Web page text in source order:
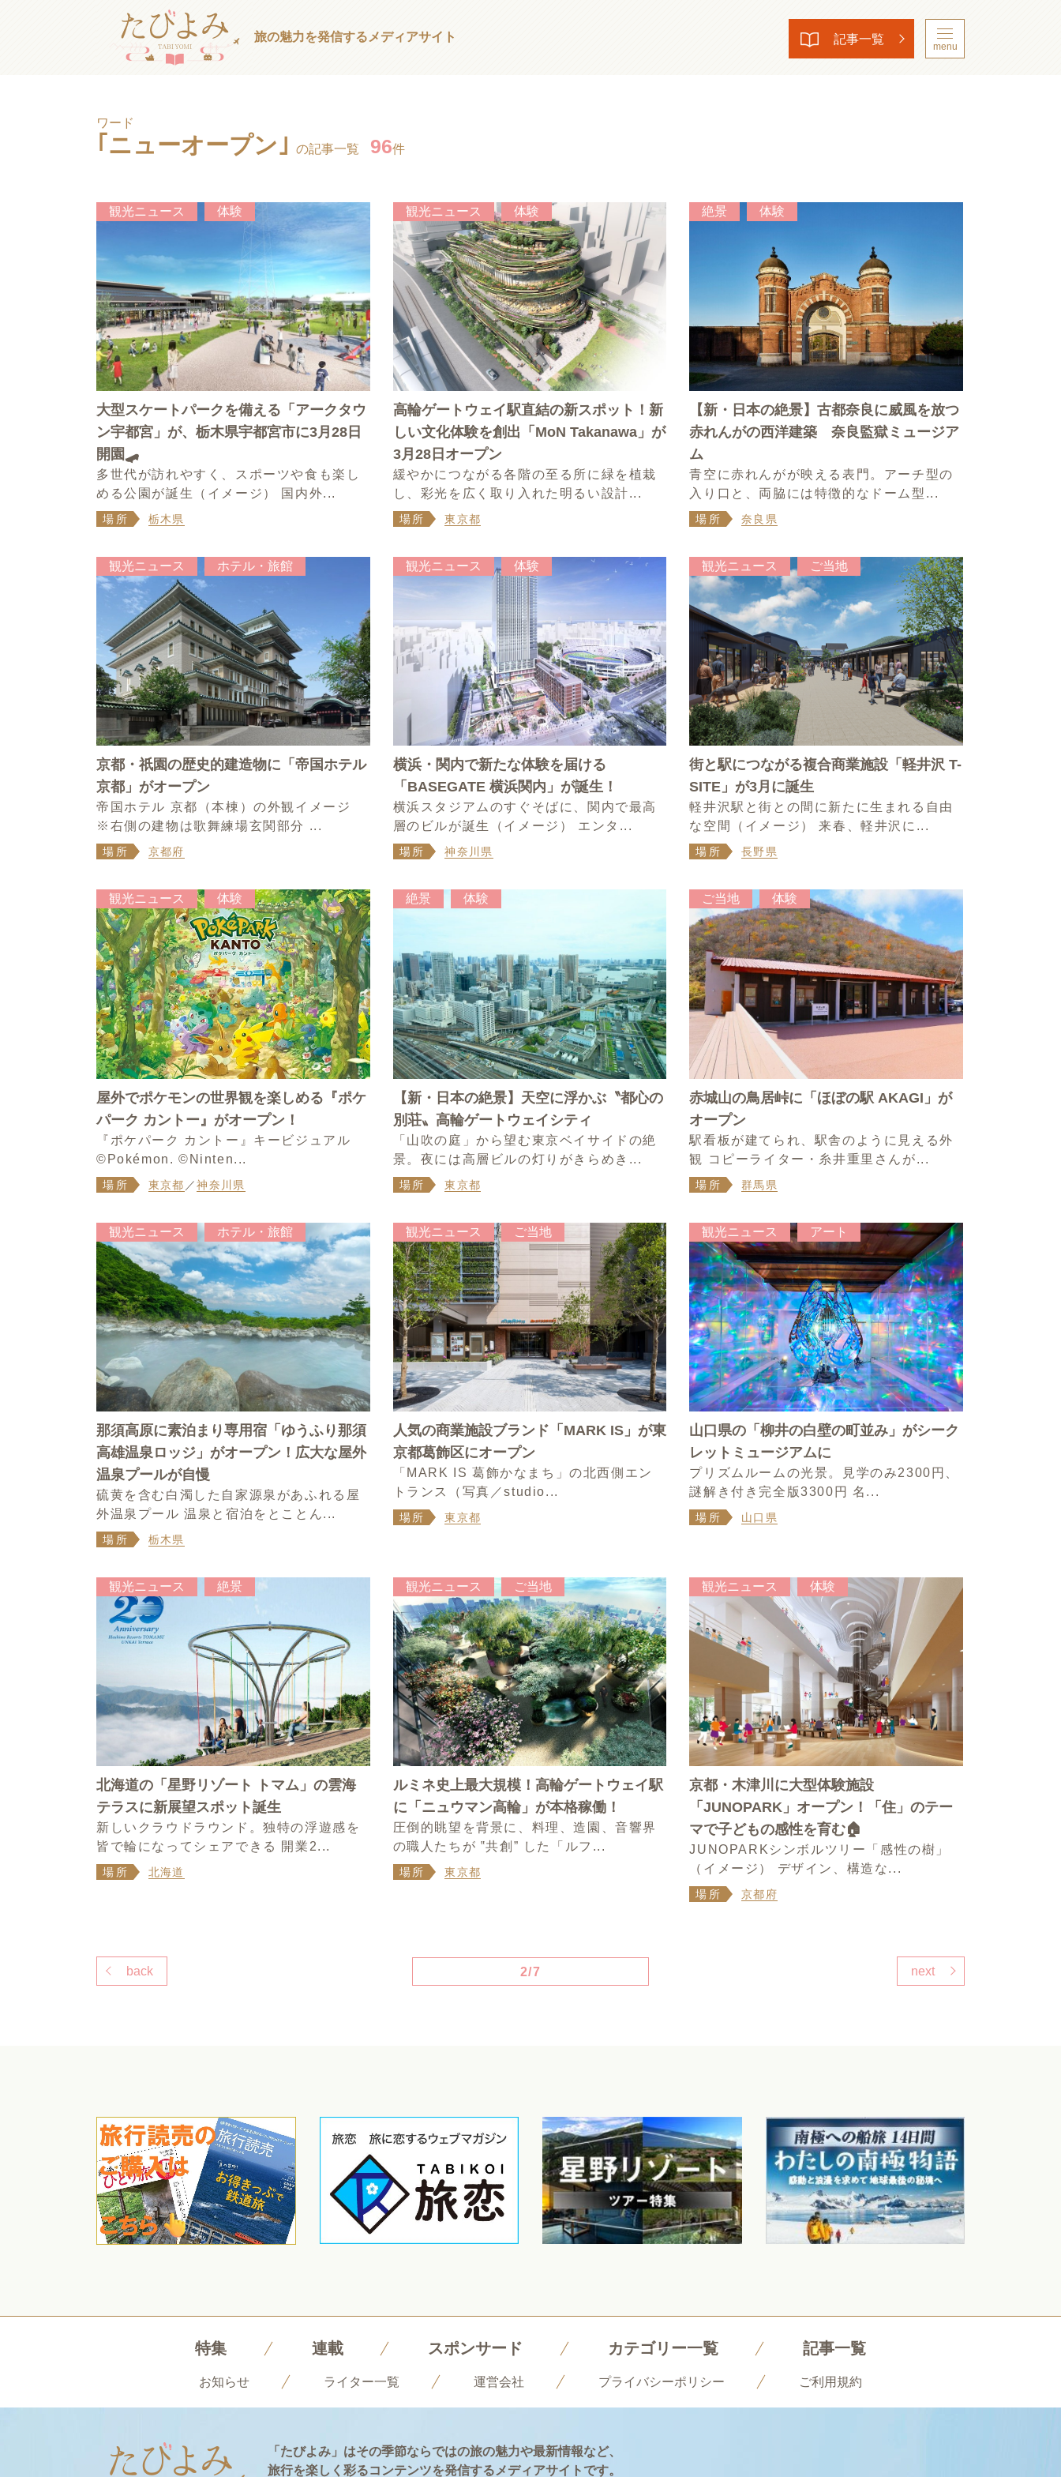
旅の魅力を発信する メディアサイト 記事一覧
menu
ワード
｢ニューオープン｣ の記事一覧 96件
観光ニュース 体験
大型スケートパークを備える「アークタウ
ン宇都宮」が、栃木県宇都宮市に3月28日
開園🛹
多世代が訪れやすく、スポーツや食も楽し
める公園が誕生（イメージ） 国内外...
場所 栃木県
観光ニュース 体験
高輪ゲートウェイ駅直結の新スポット！新
しい文化体験を創出「MoN Takanawa」が
3月28日オープン
緩やかにつながる各階の至る所に緑を植栽
し、彩光を広く取り入れた明るい設計...
場所 東京都
絶景 体験
【新・日本の絶景】古都奈良に威風を放つ
赤れんがの西洋建築 奈良監獄ミュージア
ム
青空に赤れんがが映える表門。アーチ型の
入り口と、両脇には特徴的なドーム型...
場所 奈良県
観光ニュース ホテル・旅館
京都・祇園の歴史的建造物に「帝国ホテル
京都」がオープン
帝国ホテル 京都（本棟）の外観イメージ
※右側の建物は歌舞練場玄関部分 ...
場所 京都府
観光ニュース 体験
横浜・関内で新たな体験を届ける
「BASEGATE 横浜関内」が誕生！
横浜スタジアムのすぐそばに、関内で最高
層のビルが誕生（イメージ） エンタ...
場所 神奈川県
観光ニュース ご当地
街と駅につながる複合商業施設「軽井沢 T-
SITE」が3月に誕生
軽井沢駅と街との間に新たに生まれる自由
な空間（イメージ） 来春、軽井沢に...
場所 長野県
観光ニュース 体験
屋外でポケモンの世界観を楽しめる『ポケ
パーク カントー』がオープン！
『ポケパーク カントー』キービジュアル
©Pokémon. ©Ninten...
場所 東京都 ／神奈川県
絶景 体験
【新・日本の絶景】天空に浮かぶ〝都心の
別荘〟高輪ゲートウェイシティ
「山吹の庭」から望む東京ベイサイドの絶
景。夜には高層ビルの灯りがきらめき...
場所 東京都
ご当地 体験
赤城山の鳥居峠に「ほぼの駅 AKAGI」が
オープン
駅看板が建てられ、駅舎のように見える外
観 コピーライター・糸井重里さんが...
場所 群馬県
観光ニュース ホテル・旅館
那須高原に素泊まり専用宿「ゆうふり那須
高雄温泉ロッジ」がオープン！広大な屋外
温泉プールが自慢
硫黄を含む白濁した自家源泉があふれる屋
外温泉プール 温泉と宿泊をとことん...
場所 栃木県
観光ニュース ご当地
人気の商業施設ブランド「MARK IS」が東
京都葛飾区にオープン
「MARK IS 葛飾かなまち」の北西側エン
トランス（写真／studio...
場所 東京都
観光ニュース アート
山口県の「柳井の白壁の町並み」がシーク
レットミュージアムに
プリズムルームの光景。見学のみ2300円、
謎解き付き完全版3300円 名...
場所 山口県
観光ニュース 絶景
北海道の「星野リゾート トマム」の雲海
テラスに新展望スポット誕生
新しいクラウドラウンド。独特の浮遊感を
皆で輪になってシェアできる 開業2...
場所 北海道
観光ニュース ご当地
ルミネ史上最大規模！高輪ゲートウェイ駅
に「ニュウマン高輪」が本格稼働！
圧倒的眺望を背景に、料理、造園、音響界
の職人たちが ‟共創” した「ルフ...
場所 東京都
観光ニュース 体験
京都・木津川に大型体験施設
「JUNOPARK」オープン！「住」のテー
マで子どもの感性を育む🏠
JUNOPARKシンボルツリー「感性の樹」
（イメージ） デザイン、構造な...
場所 京都府
back 2/7 next
特集 連載 スポンサード カテゴリー一覧 記事一覧
お知らせ ライター一覧 運営会社 プライバシーポリシー ご利用規約
「たびよみ」はその季節ならではの旅の魅力や最新情報など、
旅行を楽しく彩るコンテンツを発信するメディアサイトです。